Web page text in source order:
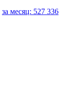
за месяц: 527 336